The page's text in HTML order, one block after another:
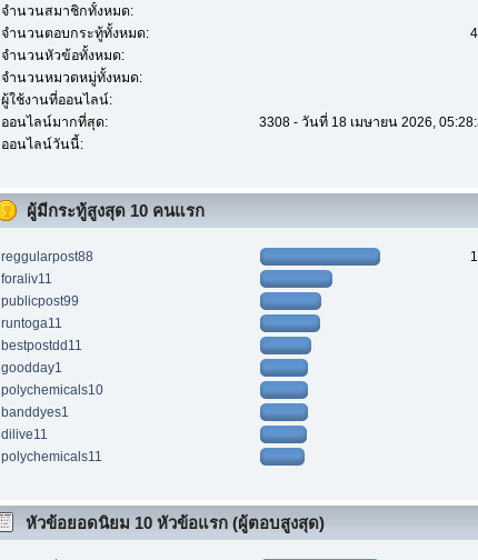
จำนวนสมาชิกทั้งหมด:
จำนวนตอบกระทู้ทั้งหมด:
จำนวนหัวข้อทั้งหมด:
จำนวนหมวดหมู่ทั้งหมด:
ผู้ใช้งานที่ออนไลน์:
ออนไลน์มากที่สุด:
3308 - วันที่ 18 เมษายน 2026,
ออนไลน์วันนี้:
ผู้มีกระทู้สูงสุด 10 คนแรก
reggularpost88
foraliv11
publicpost99
runtoga11
bestpostdd11
goodday1
polychemicals10
banddyes1
dilive11
polychemicals11
หัวข้อยอดนิยม 10 หัวข้อแรก (ผู้ตอบสูงสุด)